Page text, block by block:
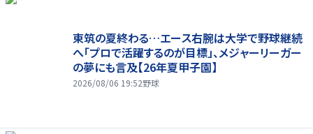
東筑の夏終わる…エース右腕は大学で野球継続
へ「プロで活躍するのが目標」、メジャーリーガー
の夢にも言及【26年夏甲子園】
2026/08/06 19:52野球